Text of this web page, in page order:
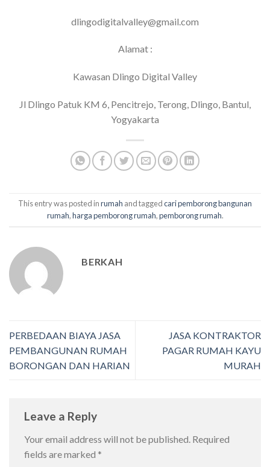
dlingodigitalvalley@gmail.com
Alamat :
Kawasan Dlingo Digital Valley
Jl Dlingo Patuk KM 6, Pencitrejo, Terong, Dlingo, Bantul,
Yogyakarta
This entry was posted inrumah and taggedcari pemborong bangunan
rumah,harga pemborong rumah,pemborong rumah.
BERKAH
PERBEDAAN BIAYA JASA
PEMBANGUNAN RUMAH
BORONGAN DAN HARIAN
JASA KONTRAKTOR
PAGAR RUMAH KAYU
MURAH
Leave a Reply
Your email address will not be published. Required
fields are marked *